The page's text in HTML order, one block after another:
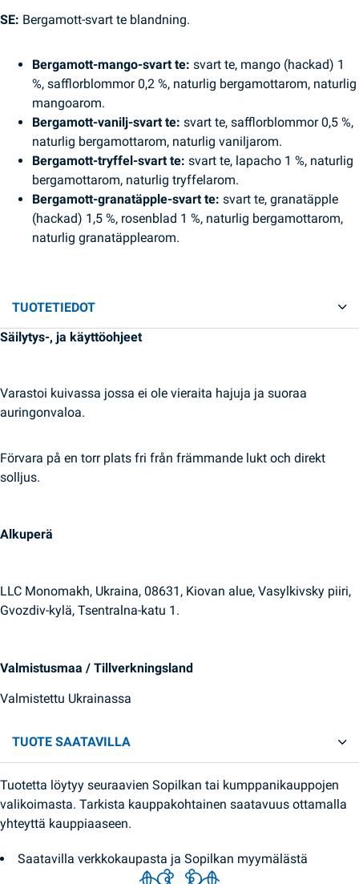
SE: Bergamott-svart te blandning.
Bergamott-mango-svart te: svart te, mango (hackad) 1
%, safflorblommor 0,2 %, naturlig bergamottarom, naturlig
mangoarom.
Bergamott-vanilj-svart te: svart te, safflorblommor 0,5 %,
naturlig bergamottarom, naturlig vaniljarom.
Bergamott-tryffel-svart te: svart te, lapacho 1 %, naturlig
bergamottarom, naturlig tryffelarom.
Bergamott-granatäpple-svart te: svart te, granatäpple
(hackad) 1,5 %, rosenblad 1 %, naturlig bergamottarom,
naturlig granatäpplearom.
TUOTETIEDOT
Säilytys-, ja käyttöohjeet
Varastoi kuivassa jossa ei ole vieraita hajuja ja suoraa
auringonvaloa.
Förvara på en torr plats fri från främmande lukt och direkt
solljus.
Alkuperä
LLC Monomakh, Ukraina, 08631, Kiovan alue, Vasylkivsky piiri,
Gvozdiv-kylä, Tsentralna-katu 1.
Valmistusmaa / Tillverkningsland
Valmistettu Ukrainassa
TUOTE SAATAVILLA
Tuotetta löytyy seuraavien Sopilkan tai kumppanikauppojen
valikoimasta. Tarkista kauppakohtainen saatavuus ottamalla
yhteyttä kauppiaaseen.
Saatavilla verkkokaupasta ja Sopilkan myymälästä